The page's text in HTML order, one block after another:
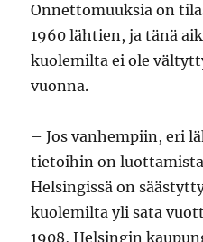
Onnettomuuksia on
1960 lähtien, ja tänä
kuolemilta ei ole
vuonna.
– Jos vanhempiin, eri
tietoihin on
Helsingissä on
kuolemilta yli sata
1908, Helsingin